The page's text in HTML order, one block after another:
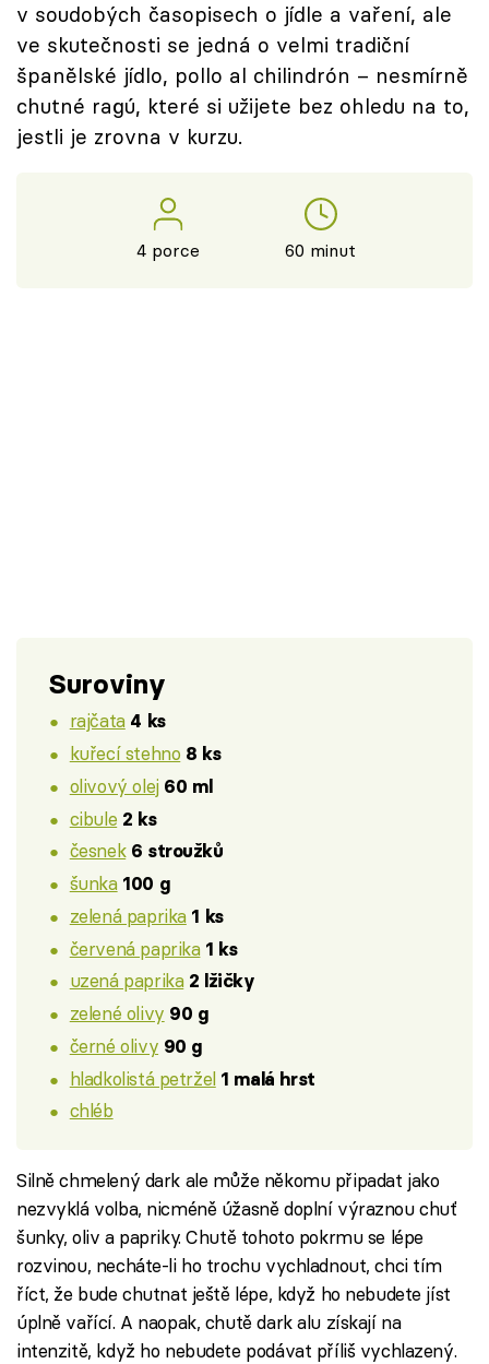
Přihlášení
Sledujte nás
v soudobých časopisech o jídle a vaření, ale
ve skutečnosti se jedná o velmi tradiční
španělské jídlo, pollo al chilindrón – nesmírně
chutné ragú, které si užijete bez ohledu na to,
jestli je zrovna v kurzu.
4 porce 60 minut
Suroviny
rajčata 4 ks
kuřecí stehno 8 ks
olivový olej 60 ml
cibule 2 ks
česnek 6 stroužků
šunka 100 g
zelená paprika 1 ks
červená paprika 1 ks
uzená paprika 2 lžičky
zelené olivy 90 g
černé olivy 90 g
hladkolistá petržel 1 malá hrst
chléb
Silně chmelený dark ale může někomu připadat jako
nezvyklá volba, nicméně úžasně doplní výraznou chuť
šunky, oliv a papriky. Chutě tohoto pokrmu se lépe
rozvinou, necháte-li ho trochu vychladnout, chci tím
říct, že bude chutnat ještě lépe, když ho nebudete jíst
úplně vařící. A naopak, chutě dark alu získají na
intenzitě, když ho nebudete podávat příliš vychlazený.